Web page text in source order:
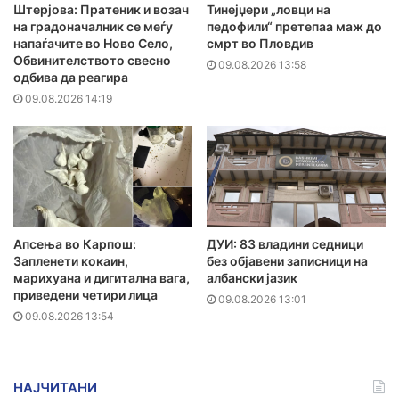
Штерјова: Пратеник и возач
на градоначалник се меѓу
напаѓачите во Ново Село,
Обвинителството свесно
одбива да реагира
09.08.2026 14:19
Тинејџери „ловци на
педофили“ претепаа маж до
смрт во Пловдив
09.08.2026 13:58
Апсења во Карпош:
Запленети кокаин,
марихуана и дигитална вага,
приведени четири лица
09.08.2026 13:54
ДУИ: 83 владини седници
без објавени записници на
албански јазик
09.08.2026 13:01
НАЈЧИТАНИ